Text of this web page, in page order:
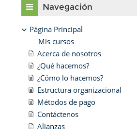
Navegación
Página Principal
Mis cursos
Acerca de nosotros
¿Qué hacemos?
¿Cómo lo hacemos?
Estructura organizacional
Métodos de pago
Contáctenos
Alianzas